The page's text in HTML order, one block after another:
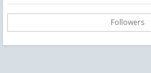
Followers